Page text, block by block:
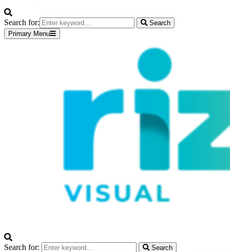
Search for:
Search
Primary Menu
Search for: Search